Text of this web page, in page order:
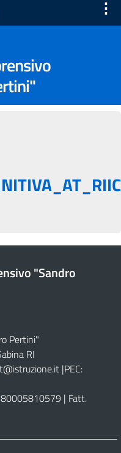
⋮
"Sandro
Pertini"
RI
|PEC:
80005810579 | Fatt.